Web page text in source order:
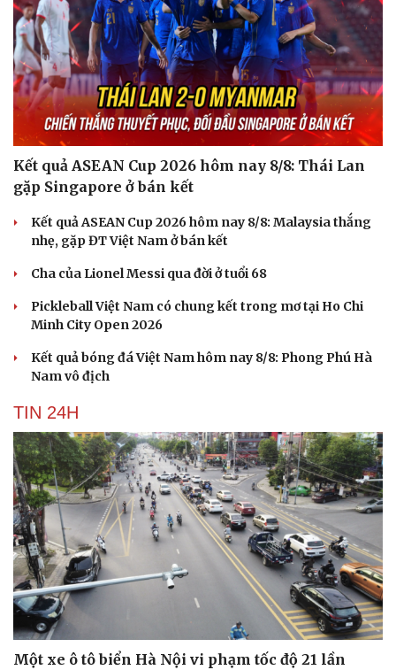
Cải chính
Kết quả ASEAN Cup 2026 hôm nay 8/8: Thái Lan
gặp Singapore ở bán kết
Kết quả ASEAN Cup 2026 hôm nay 8/8: Malaysia thắng
nhẹ, gặp ĐT Việt Nam ở bán kết
Cha của Lionel Messi qua đời ở tuổi 68
Pickleball Việt Nam có chung kết trong mơ tại Ho Chi
Minh City Open 2026
Kết quả bóng đá Việt Nam hôm nay 8/8: Phong Phú Hà
Nam vô địch
TIN 24H
Một xe ô tô biển Hà Nội vi phạm tốc độ 21 lần